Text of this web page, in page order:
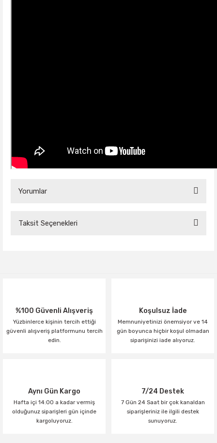
Yorumlar
Taksit Seçenekleri
%100 Güvenli Alışveriş
Yüzbinlerce kişinin tercih ettiği
güvenli alışveriş platformunu tercih
edin.
Koşulsuz İade
Memnuniyetinizi önemsiyor ve 14
gün boyunca hiçbir koşul olmadan
siparişinizi iade alıyoruz.
Aynı Gün Kargo
Hafta içi 14:00 a kadar vermiş
olduğunuz siparişleri gün içinde
kargoluyoruz.
7/24 Destek
7 Gün 24 Saat bir çok kanaldan
siparişleriniz ile ilgili destek
sunuyoruz.